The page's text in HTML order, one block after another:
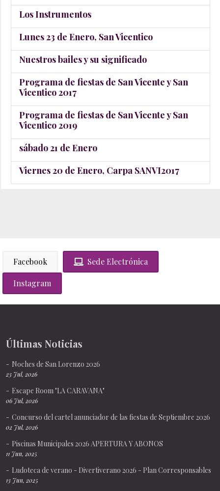
Los Instrumentos
Lunes 23 de Enero, San Vicentico
Nuestros bailes y su significado
Programa de fiestas de San Vicente y San
Vicentico 2017
Programa de fiestas de San Vicente y San
Vicentico 2019
sábado 21 de Enero
Viernes 20 de Enero, Carpa SANVI2017
Facebook Sede Electrónica
Instagram
Últimas Noticias
Noches de San Lorenzo 2026
23 Jul, 2026
Escape Room "LA CARAVANA"
06 Jul, 2026
Concurso del cartel anunciador de las fiestas de Septiembre 2026
02 Jul, 2026
Piscinas Municipales 2026 APERTURA Y ABONOS
11 Jun, 2025
Ludoteca de verano - Divertiverano 2026 - Plan Corresponsables
13 Jun, 2025